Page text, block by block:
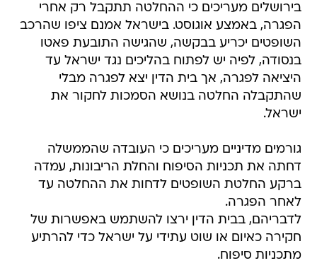
בירושלים מעריכים כי ההחלטה תתקבל רק אחרי
הפגרה, באמצע אוגוסט. בישראל אמנם ציפו שהרכב
השופטים יכריע בבקשה, שהגישה התובעת פאטו
בנסודה, לפיה יש לפתוח בהליכים נגד ישראל עד
היציאה לפגרה, אך בית הדין יצא לפגרה מבלי
שהתקבלה החלטה בנושא הסמכות לחקור את
ישראל.
גורמים מדיניים מעריכים כי העובדה שהממשלה
דחתה את תכניות הסיפוח והחלת הריבונות, עמדה
ברקע החלטת השופטים לדחות את ההחלטה עד
לאחר הפגרה.
לדבריהם, בבית הדין ירצו להשתמש באפשרות של
חקירה כאיום או שוט עתידי על ישראל כדי להרתיע
מתכניות סיפוח.